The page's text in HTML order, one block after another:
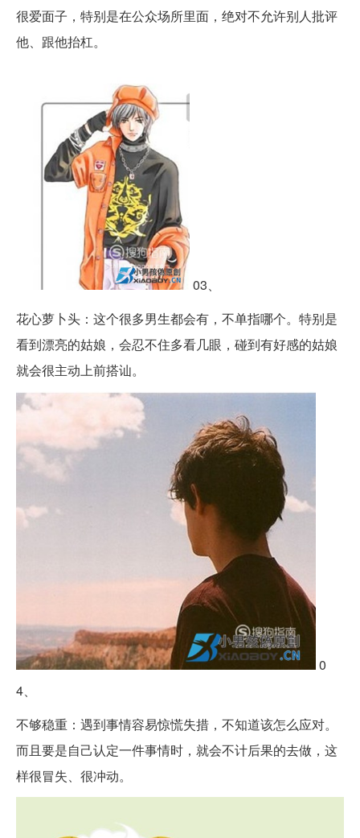
很爱面子，特别是在公众场所里面，绝对不允许别人批评
他、跟他抬杠。
03、
花心萝卜头：这个很多男生都会有，不单指哪个。特别是
看到漂亮的姑娘，会忍不住多看几眼，碰到有好感的姑娘
就会很主动上前搭讪。
0
4、
不够稳重：遇到事情容易惊慌失措，不知道该怎么应对。
而且要是自己认定一件事情时，就会不计后果的去做，这
样很冒失、很冲动。